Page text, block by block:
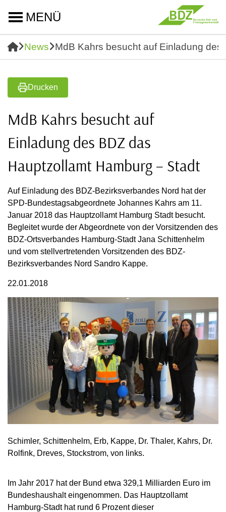
MENÜ
News MdB Kahrs besucht auf Einladung
Drucken
MdB Kahrs besucht auf
Einladung des BDZ das
Hauptzollamt Hamburg – Stadt
Auf Einladung des BDZ-Bezirksverbandes Nord hat der
SPD-Bundestagsabgeordnete Johannes Kahrs am 11.
Januar 2018 das Hauptzollamt Hamburg Stadt besucht.
Begleitet wurde der Abgeordnete von der Vorsitzenden des
BDZ-Ortsverbandes Hamburg-Stadt Jana Schittenhelm
und vom stellvertretenden Vorsitzenden des BDZ-
Bezirksverbandes Nord Sandro Kappe.
22.01.2018
Schimler, Schittenhelm, Erb, Kappe, Dr. Thaler, Kahrs, Dr.
Rolfink, Dreves, Stockstrom, von links.
Im Jahr 2017 hat der Bund etwa 329,1 Milliarden Euro im
Bundeshaushalt eingenommen. Das Hauptzollamt
Hamburg-Stadt hat rund 6 Prozent dieser